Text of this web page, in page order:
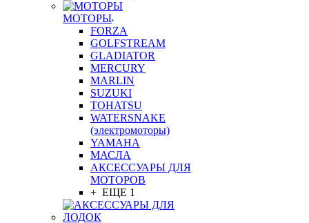
МОТОРЫ
FORZA
GOLFSTREAM
GLADIATOR
MERCURY
MARLIN
SUZUKI
TOHATSU
WATERSNAKE
(электромоторы)
YAMAHA
МАСЛА
АКСЕССУАРЫ ДЛЯ
МОТОРОВ
+ ЕЩЕ 1